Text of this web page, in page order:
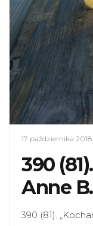
17 października 2018
390
Anne
390 (81).